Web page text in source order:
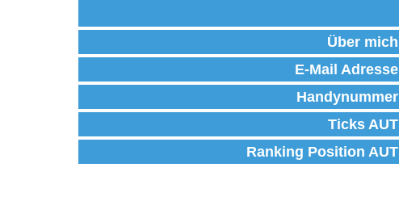
Über mich
E-Mail Adresse
Handynummer
Ticks AUT
Ranking Position AUT